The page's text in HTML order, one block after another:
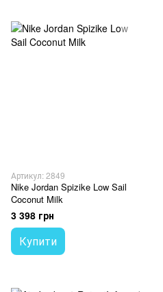
Артикул: 2849
Nike Jordan Spizike Low Sail
Coconut Milk
3 398 грн
Купити